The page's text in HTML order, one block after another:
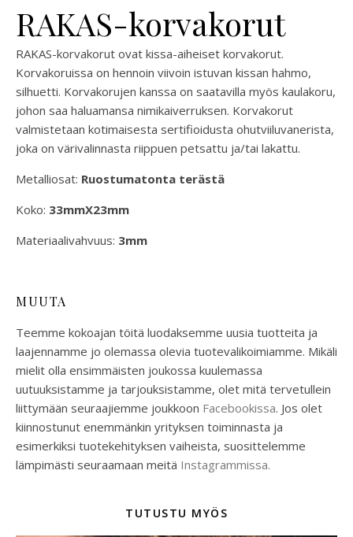
RAKAS-korvakorut
RAKAS-korvakorut ovat kissa-aiheiset korvakorut.
Korvakoruissa on hennoin viivoin istuvan kissan hahmo,
silhuetti. Korvakorujen kanssa on saatavilla myös kaulakoru,
johon saa haluamansa nimikaiverruksen. Korvakorut
valmistetaan kotimaisesta sertifioidusta ohutviiluvanerista,
joka on värivalinnasta riippuen petsattu ja/tai lakattu.
Metalliosat: Ruostumatonta terästä
Koko: 33mmX23mm
Materiaalivahvuus: 3mm
MUUTA
Teemme kokoajan töitä luodaksemme uusia tuotteita ja
laajennamme jo olemassa olevia tuotevalikoimiamme. Mikäli
mielit olla ensimmäisten joukossa kuulemassa
uutuuksistamme ja tarjouksistamme, olet mitä tervetullein
liittymään seuraajiemme joukkoon Facebookissa. Jos olet
kiinnostunut enemmänkin yrityksen toiminnasta ja
esimerkiksi tuotekehityksen vaiheista, suosittelemme
lämpimästi seuraamaan meitä Instagrammissa.
TUTUSTU MYÖS